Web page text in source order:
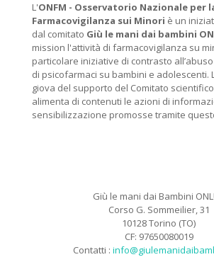
L'ONFM - Osservatorio Nazionale per
Farmacovigilanza sui Minori è un
dal comitato Giù le mani dai bambini
mission l'attività di farmacovigilanza su
particolare iniziative di contrasto
di psicofarmaci su bambini e adolescenti.
giova del supporto del Comitato
alimenta di contenuti le azioni di
sensibilizzazione promosse tramite
Giù le mani dai Bambini
Corso G. Sommeilier, 31
10128 Torino (TO)
CF: 97650080019
Contatti :